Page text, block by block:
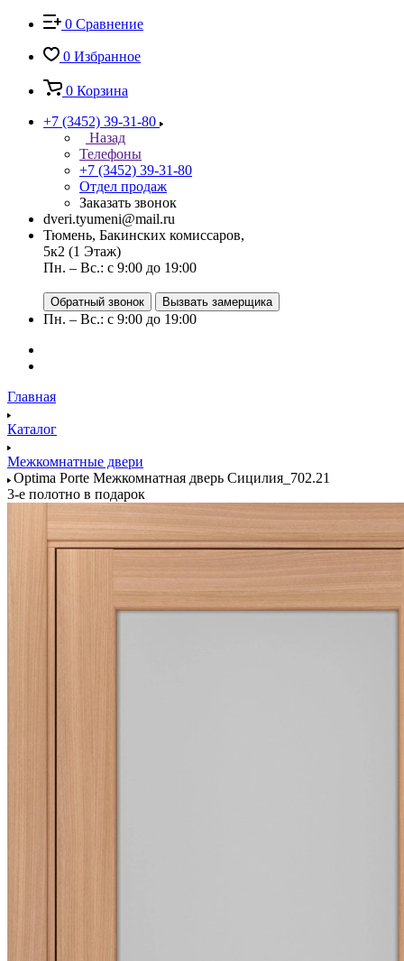
0 Сравнение
0 Избранное
0 Корзина
+7 (3452) 39-31-80
Назад
Телефоны
+7 (3452) 39-31-80
Отдел продаж
Заказать звонок
dveri.tyumeni@mail.ru
Тюмень, Бакинских комиссаров,
5к2 (1 Этаж)
Пн. – Вс.: с 9:00 до 19:00
Обратный звонок Вызвать замерщика
Пн. – Вс.: с 9:00 до 19:00
Главная
Каталог
Межкомнатные двери
Optima Porte Межкомнатная дверь Сицилия_702.21
3-е полотно в подарок